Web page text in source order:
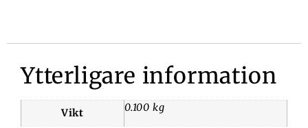
Ytterligare information
Vikt 0.100 kg